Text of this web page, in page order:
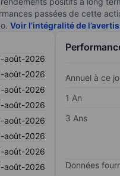
passées de cette
Voir l’intégralité de
août-2026
août-2026
août-2026
août-2026
août-2026
août-2026
août-2026
août-2026
Annuel à ce
1 An
3 Ans
Données